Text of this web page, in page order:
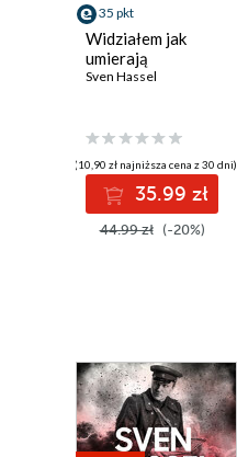
35 pkt
Widziałem jak
umierają
Sven Hassel
(10,90 zł najniższa cena z 30 dni)
35.99 zł
44.99 zł (-20%)